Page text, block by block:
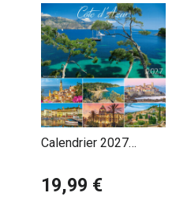
Calendrier 2027
19,99 €